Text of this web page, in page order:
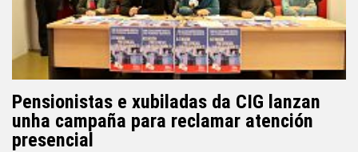
Pensionistas e xubiladas da CIG lanzan
unha campaña para reclamar atención
presencial